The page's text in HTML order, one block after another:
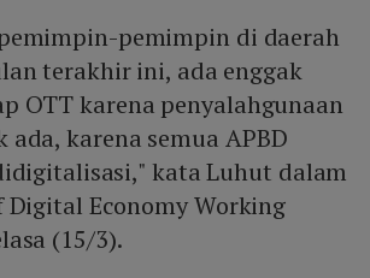
pemimpin di daerah
terakhir ini, ada enggak
OTT karena penyalahgunaan
ada, karena semua APBD
kata Luhut dalam
Digital Economy Working
(15/3).